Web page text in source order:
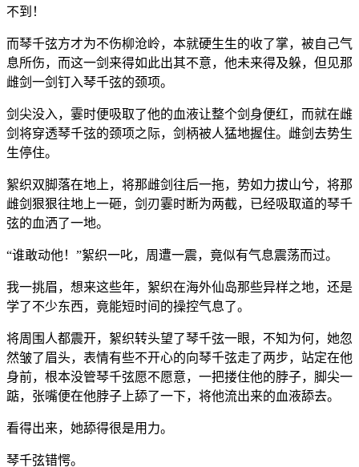
不到！
而琴千弦方才为不伤柳沧岭，本就硬生生的收了掌，被自己气
息所伤，而这一剑来得如此出其不意，他未来得及躲，但见那
雌剑一剑钉入琴千弦的颈项。
剑尖没入，霎时便吸取了他的血液让整个剑身便红，而就在雌
剑将穿透琴千弦的颈项之际，剑柄被人猛地握住。雌剑去势生
生停住。
絮织双脚落在地上，将那雌剑往后一拖，势如力拔山兮，将那
雌剑狠狠往地上一砸，剑刃霎时断为两截，已经吸取道的琴千
弦的血洒了一地。
“谁敢动他！”絮织一叱，周遭一震，竟似有气息震荡而过。
我一挑眉，想来这些年，絮织在海外仙岛那些异样之地，还是
学了不少东西，竟能短时间的操控气息了。
将周围人都震开，絮织转头望了琴千弦一眼，不知为何，她忽
然皱了眉头，表情有些不开心的向琴千弦走了两步，站定在他
身前，根本没管琴千弦愿不愿意，一把搂住他的脖子，脚尖一
踮，张嘴便在他脖子上舔了一下，将他流出来的血液舔去。
看得出来，她舔得很是用力。
琴千弦错愕。